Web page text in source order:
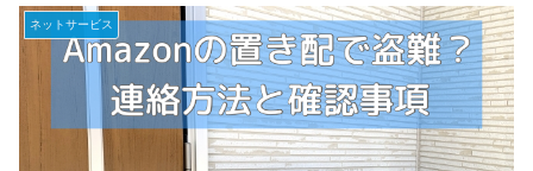
ネットサービス